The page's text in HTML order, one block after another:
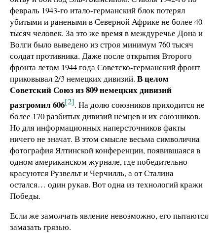
февраль 1943-го итало-германский блок потерял
убитыми и ранеными в Северной Африке не более 40
тысяч человек. За это же время в междуречье Дона и
Волги было выведено из строя минимум 760 тысяч
солдат противника. Даже после открытия Второго
фронта летом 1944 года Советско-германский фронт
приковывал 2/3 немецких дивизий. В целом
Советский Союз из 809 немецких дивизий
разгромил 606[2]. На долю союзников приходится не
более 170 разбитых дивизий немцев и их союзников.
Но для информационных наперсточников факты
ничего не значат. В этом смысле весьма символична
фотография Ялтинской конференции, появившаяся в
одном американском журнале, где победительно
красуются Рузвельт и Черчилль, а от Сталина
остался… один рукав. Вот одна из технологий кражи
Победы.
Если же замолчать явление невозможно, его пытаются
замазать грязью.